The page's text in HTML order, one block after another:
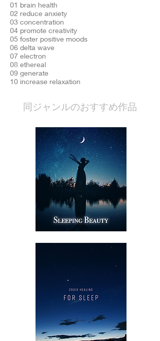
01 brain health
02 reduce anxiety
03 concentration
04 promote creativity
05 foster positive moods
06 delta wave
07 electron
08 ethereal
09 generate
10 increase relaxation
​同ジャンルのおすすめ作品